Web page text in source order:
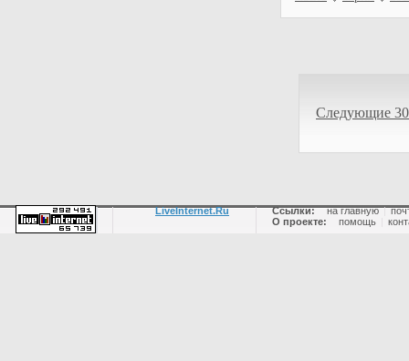
Следующие
LiveInternet.Ru Ссылки: на главную |
О проекте:
помощь